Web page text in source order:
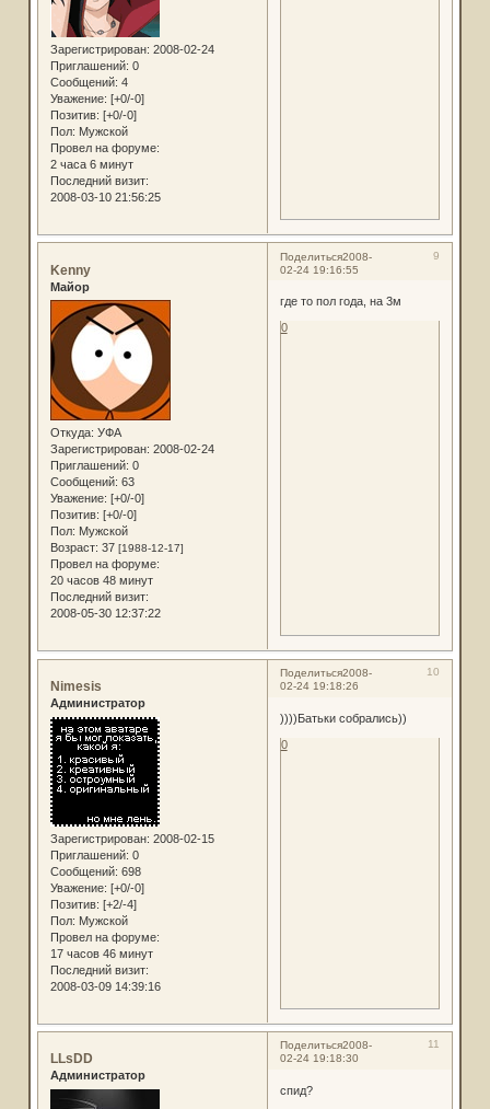
Зарегистрирован: 2008-02-24
Приглашений: 0
Сообщений: 4
Уважение: [+0/-0]
Позитив: [+0/-0]
Пол: Мужской
Провел на форуме:
2 часа 6 минут
Последний визит:
2008-03-10 21:56:25
Поделиться 9
2008-
02-24 19:16:55
Kenny
Майор
Откуда: УФА
Зарегистрирован: 2008-02-24
Приглашений: 0
Сообщений: 63
Уважение: [+0/-0]
Позитив: [+0/-0]
Пол: Мужской
Возраст: 37 [1988-12-17]
Провел на форуме:
20 часов 48 минут
Последний визит:
2008-05-30 12:37:22
где то пол года, на 3м
0
Поделиться 10
2008-
02-24 19:18:26
Nimesis
Администратор
Зарегистрирован: 2008-02-15
Приглашений: 0
Сообщений: 698
Уважение: [+0/-0]
Позитив: [+2/-4]
Пол: Мужской
Провел на форуме:
17 часов 46 минут
Последний визит:
2008-03-09 14:39:16
))))Батьки собрались))
0
Поделиться 11
2008-
02-24 19:18:30
LLsDD
Администратор
спид?